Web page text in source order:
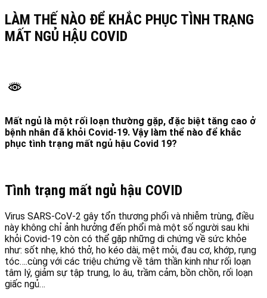
LÀM THẾ NÀO ĐỂ KHẮC PHỤC TÌNH TRẠNG
MẤT NGỦ HẬU COVID
Mất ngủ là một rối loạn thường gặp, đặc biệt tăng cao ở
bệnh nhân đã khỏi Covid-19. Vậy làm thể nào để khắc
phục tình trạng mất ngủ hậu Covid 19?
Tình trạng mất ngủ hậu COVID
Virus SARS-CoV-2 gây tổn thương phổi và nhiễm trùng, điều
này không chỉ ảnh hưởng đến phổi mà một số người sau khi
khỏi Covid-19 còn có thể gặp những di chứng về sức khỏe
như: sốt nhẹ, khó thở, ho kéo dài, mệt mỏi, đau cơ, khớp, rụng
tóc….cùng với các triệu chứng về tâm thần kinh như rối loạn
tâm lý, giảm sự tập trung, lo âu, trầm cảm, bồn chồn, rối loạn
giấc ngủ…